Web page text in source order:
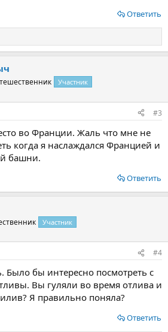
Ответить
Участник
#3
во Франции. Жаль что мне не
когда я наслаждался Францией и
башни.
Ответить
Участник
#4
Было бы интересно посмотреть с
Вы гуляли во время отлива и
Я правильно поняла?
Ответить